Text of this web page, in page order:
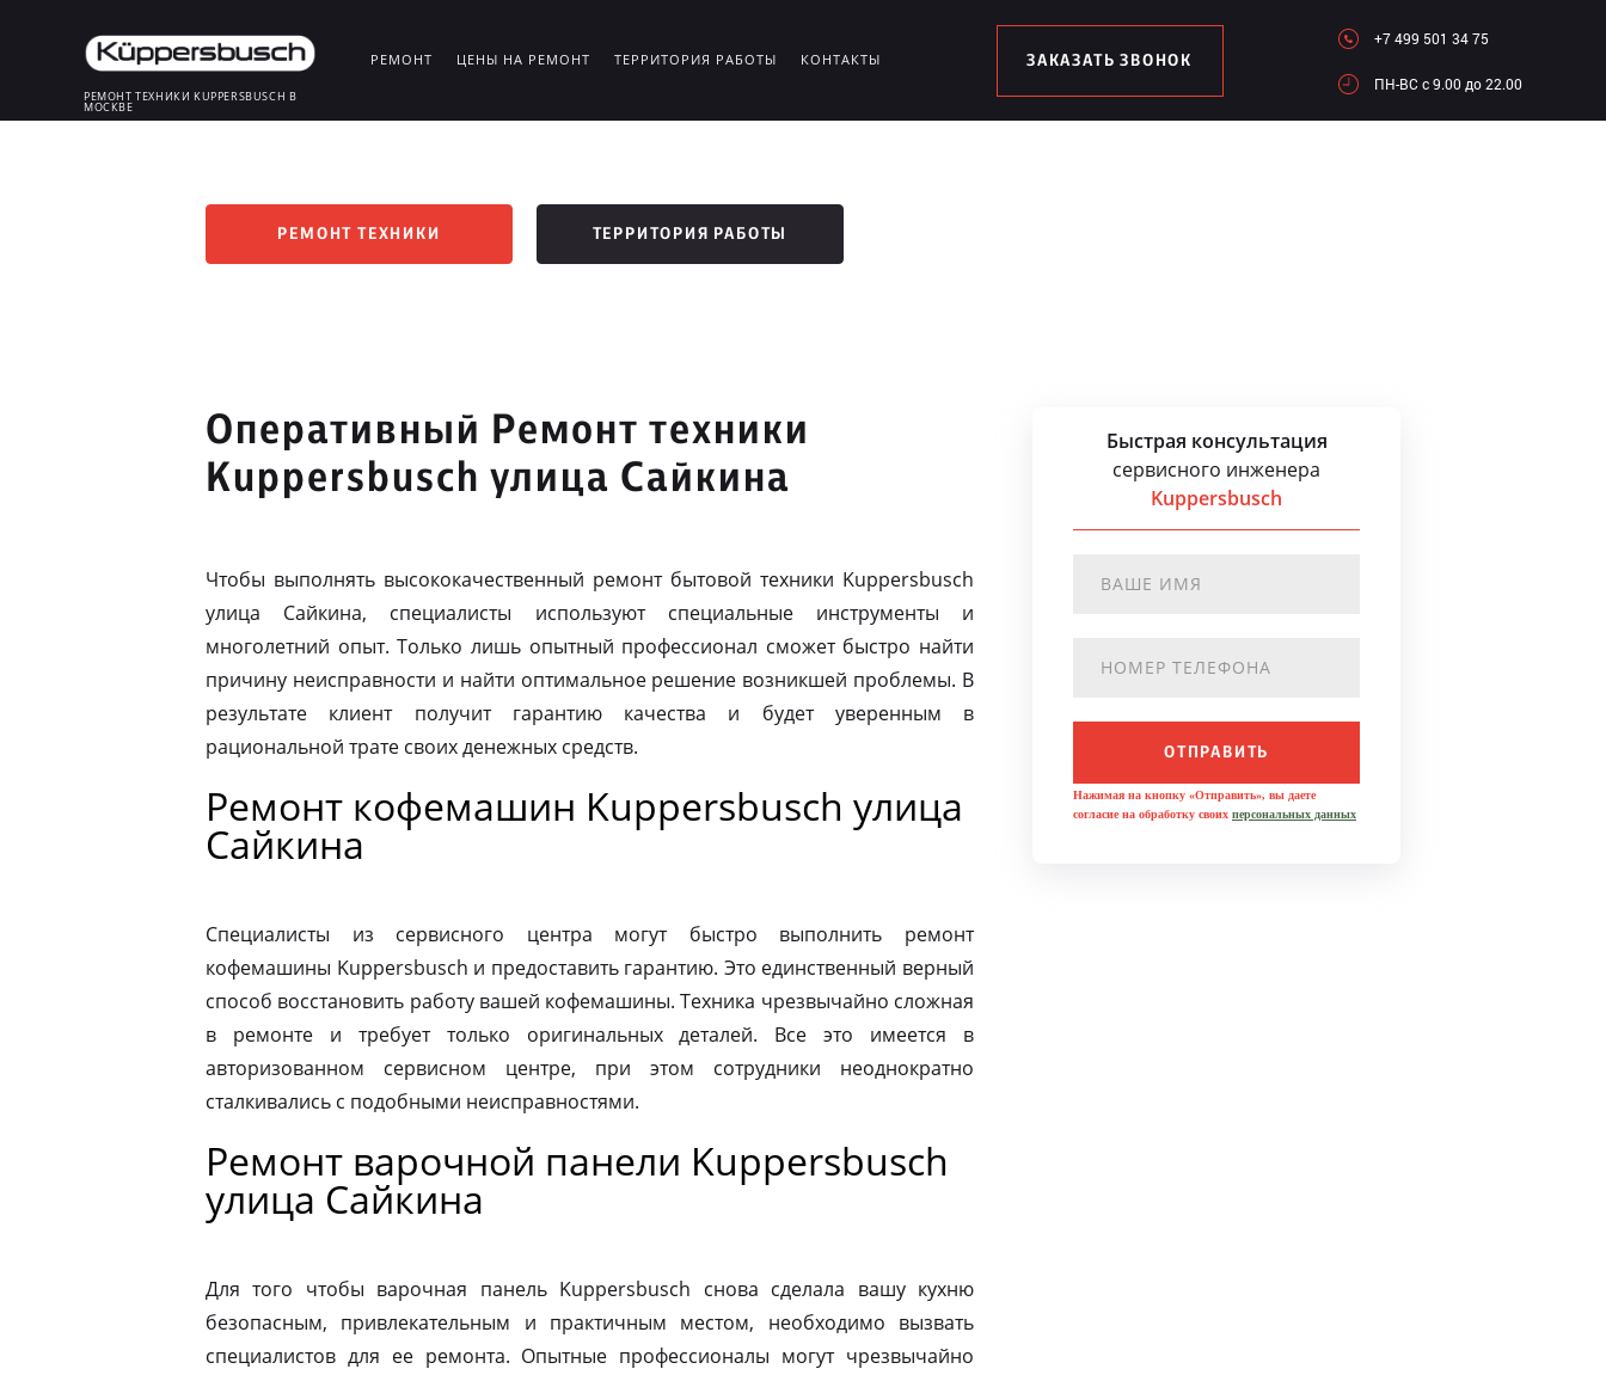
РЕМОНТ ТЕХНИКИ KUPPERSBUSCH В
МОСКВЕ
РЕМОНТ ЦЕНЫ НА РЕМОНТ ТЕРРИТОРИЯ РАБОТЫ КОНТАКТЫ ЗАКАЗАТЬ ЗВОНОК
+7 499 501 34 75
ПН-ВC c 9.00 до 22.00
РЕМОНТ ТЕХНИКИ ТЕРРИТОРИЯ РАБОТЫ
Оперативный Ремонт техники
Kuppersbusch улица Сайкина
Чтобы выполнять высококачественный ремонт бытовой техники Kuppersbusch
улица Сайкина, специалисты используют специальные инструменты и
многолетний опыт. Только лишь опытный профессионал сможет быстро найти
причину неисправности и найти оптимальное решение возникшей проблемы. В
результате клиент получит гарантию качества и будет уверенным в
рациональной трате своих денежных средств.
Ремонт кофемашин Kuppersbusch улица
Сайкина
Специалисты из сервисного центра могут быстро выполнить ремонт
кофемашины Kuppersbusch и предоставить гарантию. Это единственный верный
способ восстановить работу вашей кофемашины. Техника чрезвычайно сложная
в ремонте и требует только оригинальных деталей. Все это имеется в
авторизованном сервисном центре, при этом сотрудники неоднократно
сталкивались с подобными неисправностями.
Ремонт варочной панели Kuppersbusch
улица Сайкина
Для того чтобы варочная панель Kuppersbusch снова сделала вашу кухню
безопасным, привлекательным и практичным местом, необходимо вызвать
специалистов для ее ремонта. Опытные профессионалы могут чрезвычайно
Быстрая консультация
сервисного инженера
Kuppersbusch
ОТПРАВИТЬ
Нажимая на кнопку «Отправить», вы даете
согласие на обработку своих персональных данных